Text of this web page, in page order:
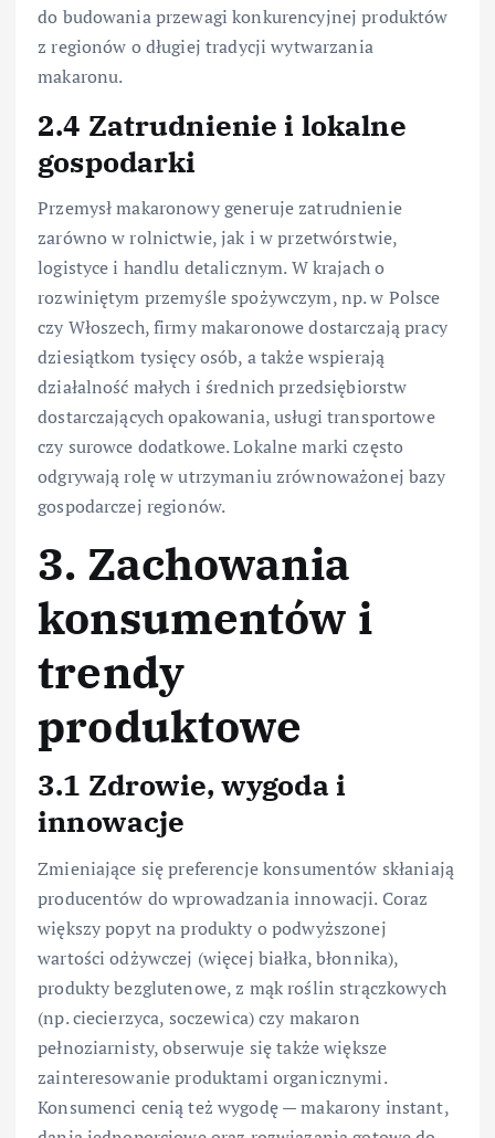
do budowania przewagi konkurencyjnej produktów
z regionów o długiej tradycji wytwarzania
makaronu.
2.4 Zatrudnienie i lokalne
gospodarki
Przemysł makaronowy generuje zatrudnienie
zarówno w rolnictwie, jak i w przetwórstwie,
logistyce i handlu detalicznym. W krajach o
rozwiniętym przemyśle spożywczym, np. w Polsce
czy Włoszech, firmy makaronowe dostarczają pracy
dziesiątkom tysięcy osób, a także wspierają
działalność małych i średnich przedsiębiorstw
dostarczających opakowania, usługi transportowe
czy surowce dodatkowe. Lokalne marki często
odgrywają rolę w utrzymaniu zrównoważonej bazy
gospodarczej regionów.
3. Zachowania
konsumentów i
trendy
produktowe
3.1 Zdrowie, wygoda i
innowacje
Zmieniające się preferencje konsumentów skłaniają
producentów do wprowadzania innowacji. Coraz
większy popyt na produkty o podwyższonej
wartości odżywczej (więcej białka, błonnika),
produkty bezglutenowe, z mąk roślin strączkowych
(np. ciecierzyca, soczewica) czy makaron
pełnoziarnisty, obserwuje się także większe
zainteresowanie produktami organicznymi.
Konsumenci cenią też wygodę — makarony instant,